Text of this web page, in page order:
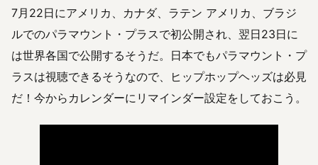
7月22日にアメリカ、カナダ、ラテン アメリカ、ブラジ
ルでのパラマウント・プラスで初公開され、翌日23日に
は世界各国で公開するそうだ。日本でもパラマウント・プ
ラスは視聴できるそうなので、ヒップホップヘッズは必見
だ！今からカレンダーにリマインダー設定をしておこう。